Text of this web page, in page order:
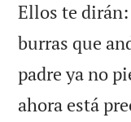
Ellos te dirán:
burras que
padre ya no
ahora está